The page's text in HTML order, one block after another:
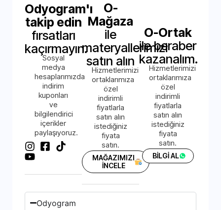
Odyogram'ı
takip edin
fırsatları
kaçırmayın.
Sosyal
medya
hesaplarımızda
indirim
kuponları
ve
bilgilendirici
içerikler
paylaşıyoruz.
O-
Mağaza
ile
materyallerimizi
satın alın
Hizmetlerimizi
ortaklarımıza
özel
indirimli
fiyatlarla
satın alın
istediğiniz
fiyata
satın.
MAĞAZIMIZI
İNCELE
O-Ortak
ile beraber
kazanalım.
Hizmetlerimizi
ortaklarımıza
özel
indirimli
fiyatlarla
satın alın
istediğiniz
fiyata
satın.
BİLGİ AL
Odyogram